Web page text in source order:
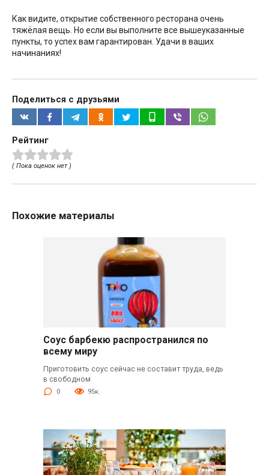
Как видите, открытие собственного ресторана очень
тяжёлая вещь. Но если вы выполните все вышеуказанные
пункты, то успех вам гарантирован. Удачи в ваших
начинаниях!
Поделиться с друзьями
Рейтинг
( Пока оценок нет )
Похожие материалы
Соус барбекю распространился по
всему миру
Приготовить соус сейчас не составит труда, ведь
в свободном
0 95к.